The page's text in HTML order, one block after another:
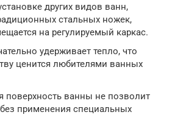
других видов ванн,
стальных ножек,
на регулируемый каркас.
удерживает тепло, что
ценится любителями ванных
поверхность ванны не позволит
применения специальных